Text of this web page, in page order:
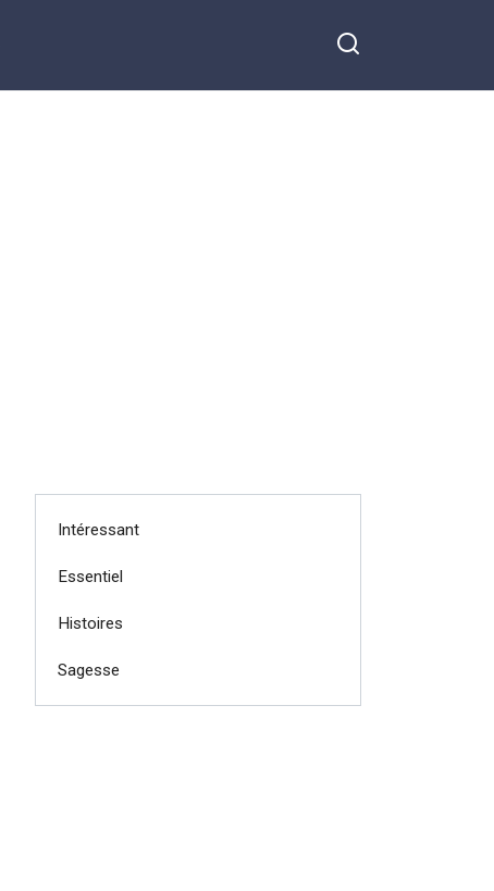
Intéressant
Essentiel
Histoires
Sagesse